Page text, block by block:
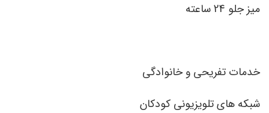
میز جلو 24 ساعته
خدمات تفریحی و خانوادگی
شبکه های تلویزیونی کودکان